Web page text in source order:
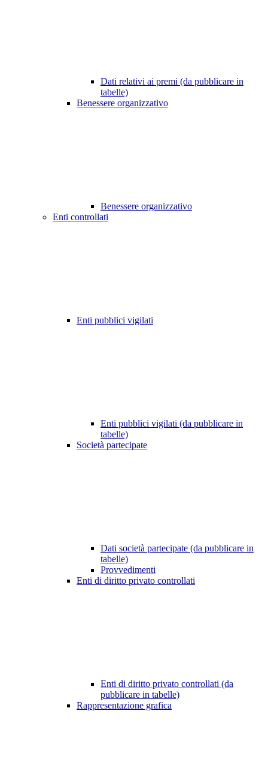
Dati relativi ai premi (da pubblicare in
tabelle)
Benessere organizzativo
Benessere organizzativo
Enti controllati
Enti pubblici vigilati
Enti pubblici vigilati (da pubblicare in
tabelle)
Società partecipate
Dati società partecipate (da pubblicare in
tabelle)
Provvedimenti
Enti di diritto privato controllati
Enti di diritto privato controllati (da
pubblicare in tabelle)
Rappresentazione grafica